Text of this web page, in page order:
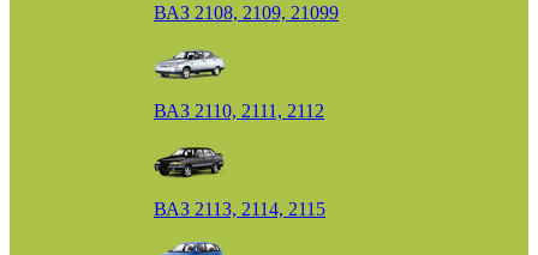
ВАЗ 2108, 2109, 21099
ВАЗ 2110, 2111, 2112
ВАЗ 2113, 2114, 2115